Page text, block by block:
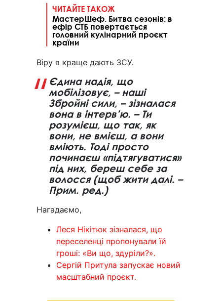
ЧИТАЙТЕ ТАКОЖ
МастерШеф. Битва сезонів: в
ефір СТБ повертається
головний кулінарний проєкт
країни
Віру в краще дають ЗСУ.
Єдина надія, що
мобілізовує, – наші
Збройні сили, – зізналася
вона в інтерв’ю. – Ти
розумієш, що так, як
вони, не вмієш, а вони
вміють. Тоді просто
починаєш «підтягуватися»
під них, береш себе за
волосся (щоб жити далі. –
Прим. ред.)
Нагадаємо,
Леся Нікітюк зізналася, що
переселенці пропонували їй
гроші: «Ви що, здуріли?».
Сергій Притула запускає новий
масштабний проєкт.